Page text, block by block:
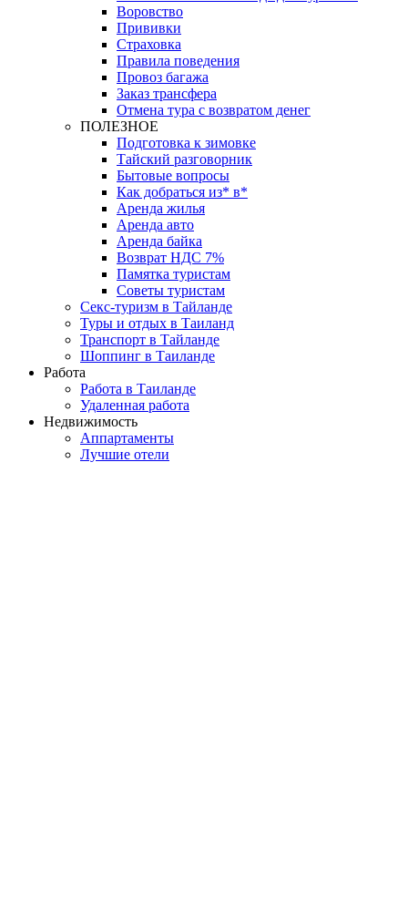
Воровство
Прививки
Страховка
Правила поведения
Провоз багажа
Заказ трансфера
Отмена тура с возвратом денег
ПОЛЕЗНОЕ
Подготовка к зимовке
Тайский разговорник
Бытовые вопросы
Как добраться из* в*
Аренда жилья
Аренда авто
Аренда байка
Возврат НДС 7%
Памятка туристам
Советы туристам
Секс-туризм в Тайланде
Туры и отдых в Таиланд
Транспорт в Тайланде
Шоппинг в Таиланде
Работа
Работа в Таиланде
Удаленная работа
Недвижимость
Аппартаменты
Лучшие отели